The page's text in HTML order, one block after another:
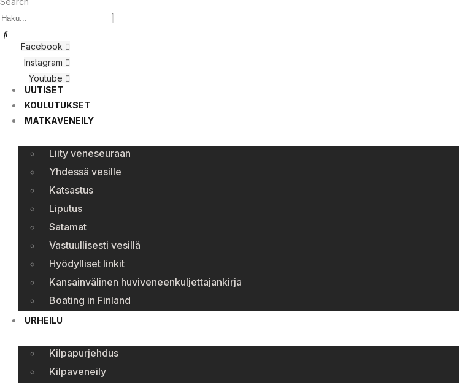
Facebook
Instagram
Youtube
UUTISET
KOULUTUKSET
MATKAVENEILY
Liity veneseuraan
Yhdessä vesille
Katsastus
Liputus
Satamat
Vastuullisesti vesillä
Hyödylliset linkit
Kansainvälinen huviveneenkuljettajankirja
Boating in Finland
URHEILU
Kilpapurjehdus
Kilpaveneily